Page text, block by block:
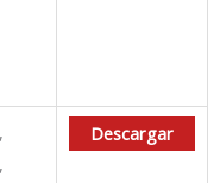
,
,
Descargar